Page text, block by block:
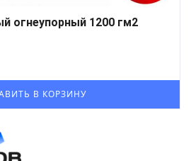
огнеупорный 1200 гм2